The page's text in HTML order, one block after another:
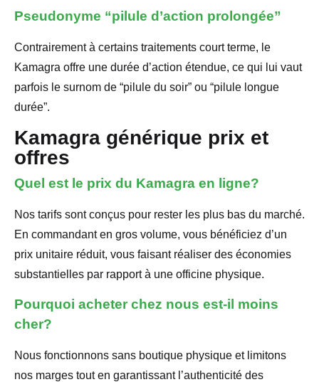
Pseudonyme “pilule d’action prolongée”
Contrairement à certains traitements court terme, le
Kamagra offre une durée d’action étendue, ce qui lui vaut
parfois le surnom de “pilule du soir” ou “pilule longue
durée”.
Kamagra générique prix et
offres
Quel est le prix du Kamagra en ligne?
Nos tarifs sont conçus pour rester les plus bas du marché.
En commandant en gros volume, vous bénéficiez d’un
prix unitaire réduit, vous faisant réaliser des économies
substantielles par rapport à une officine physique.
Pourquoi acheter chez nous est-il moins
cher?
Nous fonctionnons sans boutique physique et limitons
nos marges tout en garantissant l’authenticité des